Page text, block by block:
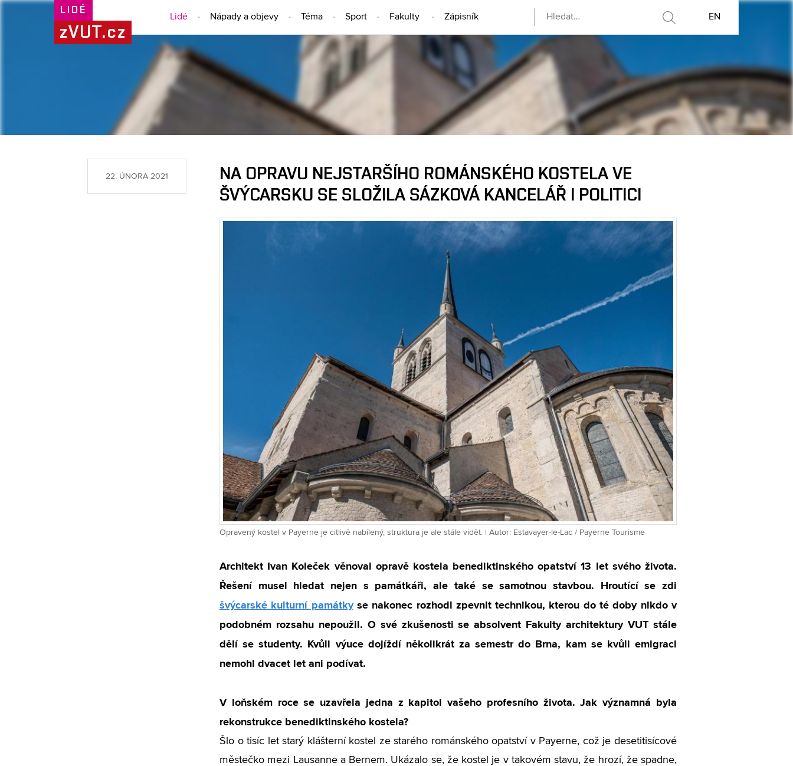
LIDÉ
zVUT.cz
Lidé Nápady a objevy Téma Sport Fakulty Zápisník EN
22. ÚNORA 2021
NA OPRAVU NEJSTARŠÍHO ROMÁNSKÉHO KOSTELA VE
ŠVÝCARSKU SE SLOŽILA SÁZKOVÁ KANCELÁŘ I POLITICI
Opravený kostel v Payerne je citlivě nabílený, struktura je ale stále vidět. | Autor: Estavayer-le-Lac / Payerne Tourisme
Architekt Ivan Koleček věnoval opravě kostela benediktinského opatství 13 let svého života.
Řešení musel hledat nejen s památkáři, ale také se samotnou stavbou. Hroutící se zdi
švýcarské kulturní památkyse nakonec rozhodl zpevnit technikou, kterou do té doby nikdo v
podobném rozsahu nepoužil. O své zkušenosti se absolvent Fakulty architektury VUT stále
dělí se studenty. Kvůli výuce dojíždí několikrát za semestr do Brna, kam se kvůli emigraci
nemohl dvacet let ani podívat.
V loňském roce se uzavřela jedna z kapitol vašeho profesního života. Jak významná byla
rekonstrukce benediktinského kostela?
Šlo o tisíc let starý klášterní kostel ze starého románského opatství v Payerne, což je desetitisícové
městečko mezi Lausanne a Bernem. Ukázalo se, že kostel je v takovém stavu, že hrozí, že spadne,